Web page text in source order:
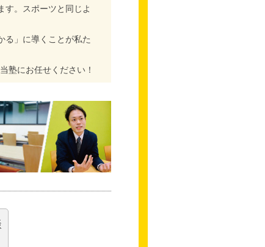
す。スポーツと同じよ
る」に導くことが私た
塾にお任せください！